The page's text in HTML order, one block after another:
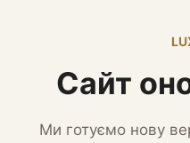
Сайт
Ми готуємо нову